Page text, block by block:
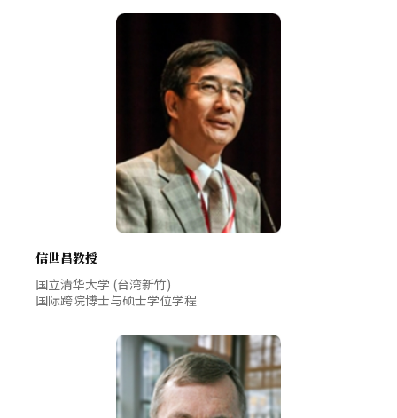
信世昌教授
国立清华大学 (台湾新竹)
国际跨院博士与硕士学位学程